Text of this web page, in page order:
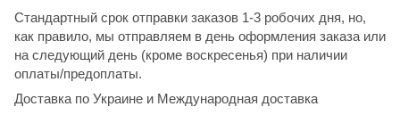
Стандартный срок отправки заказов 1-3 робочих дня, но,
как правило, мы отправляем в день оформления заказа или
на следующий день (кроме воскресенья) при наличии
оплаты/предоплаты.
Доставка по Украине и Международная доставка